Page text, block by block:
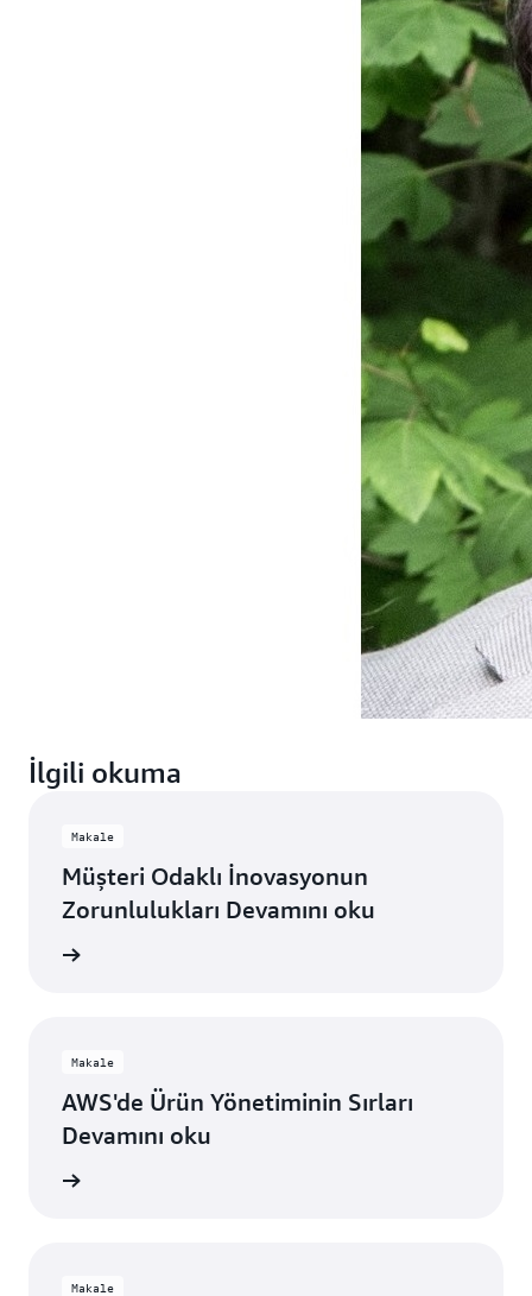
İlgili okuma
Makale
Müşteri Odaklı İnovasyonun
Zorunlulukları Devamını oku
Makale
AWS'de Ürün Yönetiminin Sırları
Devamını oku
Makale